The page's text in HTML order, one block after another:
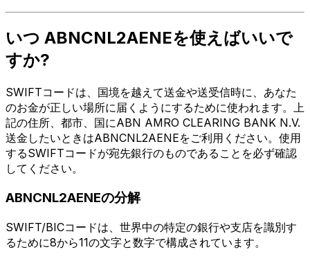
いつ ABNCNL2AENEを使えばいいで
すか?
SWIFTコードは、国境を越えて送金や送受信時に、あなた
のお金が正しい場所に届くようにするために使われます。上
記の住所、都市、国にABN AMRO CLEARING BANK N.V.
送金したいときはABNCNL2AENEをご利用ください。使用
するSWIFTコードが宛先銀行のものであることを必ず確認
してください。
ABNCNL2AENEの分解
SWIFT/BICコードは、世界中の特定の銀行や支店を識別す
るために8から11の文字と数字で構成されています。